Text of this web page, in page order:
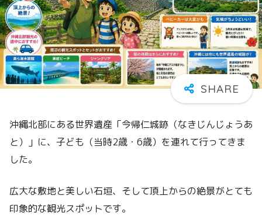
沖縄北部にある世界遺産「今帰仁城跡（なきじんじょうあ
と）」に、子ども（当時2歳・6歳）を連れて行ってきま
した。
広大な敷地と美しい石垣、そして頂上からの絶景がとても
印象的な観光スポットです。